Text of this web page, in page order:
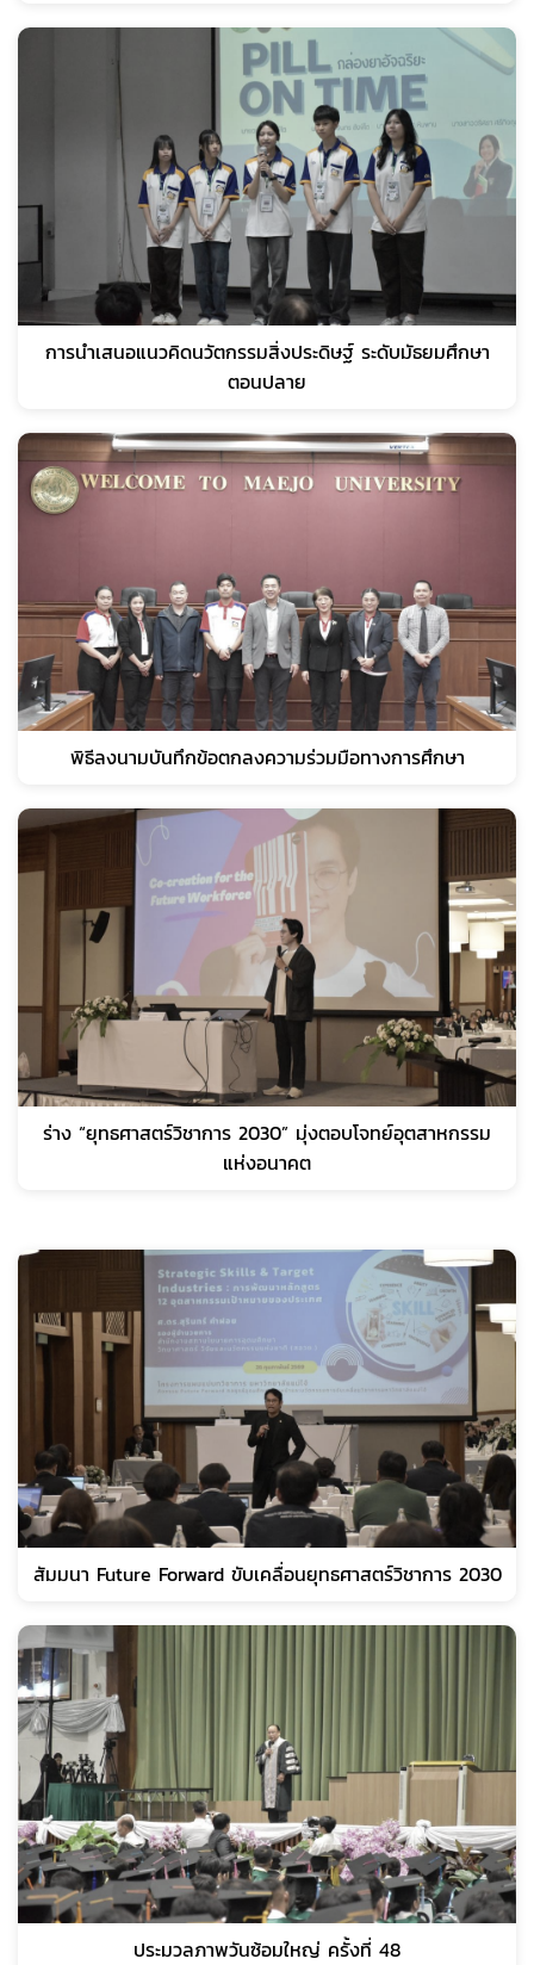
การนำเสนอแนวคิดนวัตกรรมสิ่งประดิษฐ์ ระดับมัธยมศึกษา
ตอนปลาย
พิธีลงนามบันทึกข้อตกลงความร่วมมือทางการศึกษา
ร่าง “ยุทธศาสตร์วิชาการ 2030” มุ่งตอบโจทย์อุตสาหกรรม
แห่งอนาคต
สัมมนา Future Forward ขับเคลื่อนยุทธศาสตร์วิชาการ 2030
ประมวลภาพวันซ้อมใหญ่ ครั้งที่ 48